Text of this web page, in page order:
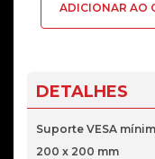
ADICIONAR AO
DETALHES
Suporte VESA
200 x 200 mm